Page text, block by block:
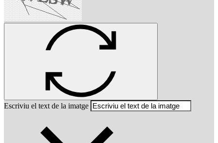
Escriviu el text de la imatge